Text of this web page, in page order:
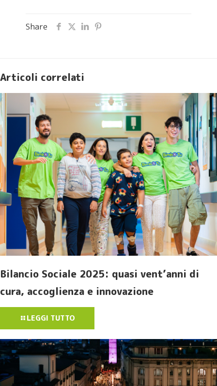
Share
Articoli correlati
Bilancio Sociale 2025: quasi vent’anni di
cura, accoglienza e innovazione
LEGGI TUTTO